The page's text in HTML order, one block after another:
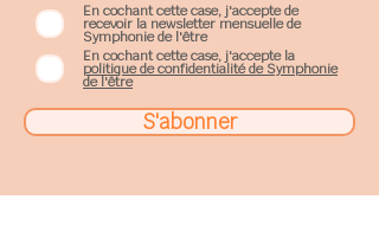
En cochant cette case, j'accepte de
recevoir la newsletter mensuelle de
Symphonie de l'être
En cochant cette case, j'accepte la
politique de confidentialité de Symphonie
de l'être
S'abonner